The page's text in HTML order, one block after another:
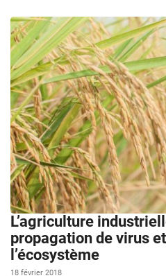
L’agriculture
propagation de virus
l’écosystème
18 février 2018